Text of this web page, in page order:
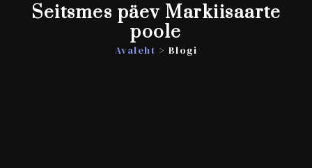
Seitsmes päev Markiisaarte
poole
Avaleht > Blogi